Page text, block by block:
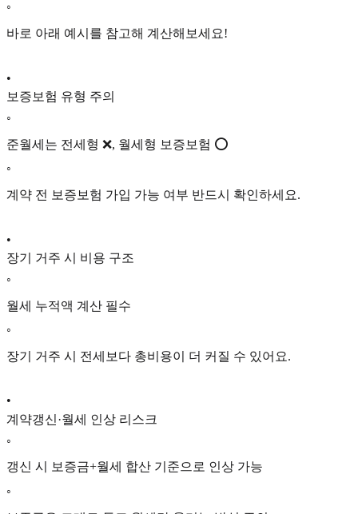
◦
바로 아래 예시를 참고해 계산해보세요!
•
보증보험 유형 주의
◦
준월세는 전세형 ❌, 월세형 보증보험 ⭕
◦
계약 전 보증보험 가입 가능 여부 반드시 확인하세요.
•
장기 거주 시 비용 구조
◦
월세 누적액 계산 필수
◦
장기 거주 시 전세보다 총비용이 더 커질 수 있어요.
•
계약갱신·월세 인상 리스크
◦
갱신 시 보증금+월세 합산 기준으로 인상 가능
◦